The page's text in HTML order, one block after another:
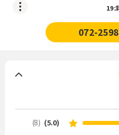
072-
(5.0)
(8)